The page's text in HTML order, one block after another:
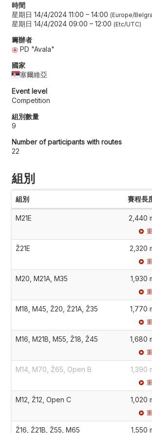
時間
星期日 14/4/2024 11:00 – 14:00 Europe/
星期日 14/4/2024 09:00 – 12:00 Etc/UTC
籌辦者
PD "Avala"
國家
塞爾維亞
Event level
Competition
組別數量
9
Number of participants with routes
22
組別
組別 賽程長
M21E 2,440
Ž21E 2,320
M20, M21A, M35 1,930
M18, M45, Ž20, Ž21A, Ž35 1,770
M16, M21B, M55, Ž18, Ž45 1,680
M14, M70, Ž65, Open B 1,390
M12, Ž12, Open C 1,020
Ž16, Ž21B, Ž55, M65 1,550